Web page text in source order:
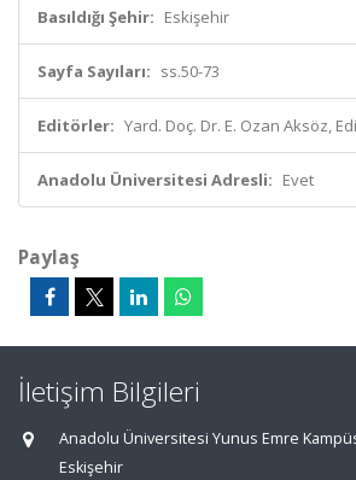
Basıldığı Şehir: Eskişehir
Sayfa Sayıları: ss.50-73
Editörler: Yard. Doç. Dr. E. Ozan Aksöz,
Anadolu Üniversitesi Adresli: Evet
Paylaş
İletişim Bilgileri
Anadolu Üniversitesi Yunus Emre
Eskişehir